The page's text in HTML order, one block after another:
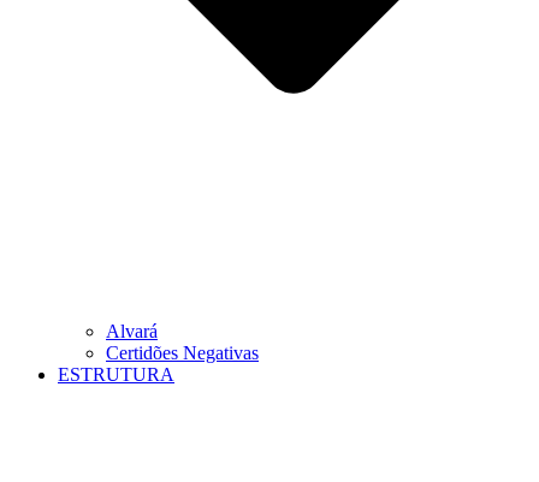
Alvará
Certidões Negativas
ESTRUTURA